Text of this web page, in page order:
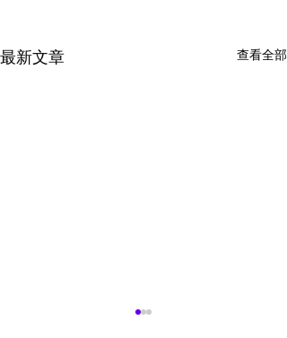
最新文章 查看全部